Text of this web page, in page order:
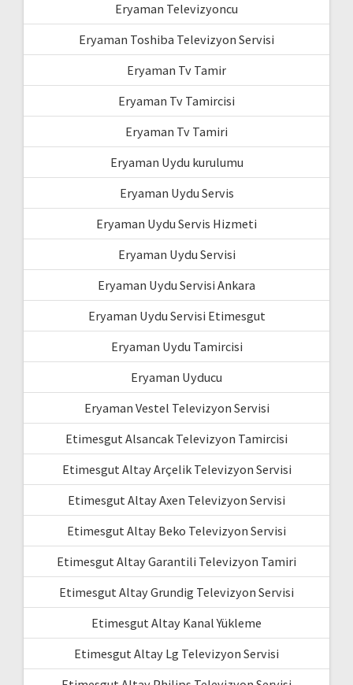
Eryaman Televizyoncu
Eryaman Toshiba Televizyon Servisi
Eryaman Tv Tamir
Eryaman Tv Tamircisi
Eryaman Tv Tamiri
Eryaman Uydu kurulumu
Eryaman Uydu Servis
Eryaman Uydu Servis Hizmeti
Eryaman Uydu Servisi
Eryaman Uydu Servisi Ankara
Eryaman Uydu Servisi Etimesgut
Eryaman Uydu Tamircisi
Eryaman Uyducu
Eryaman Vestel Televizyon Servisi
Etimesgut Alsancak Televizyon Tamircisi
Etimesgut Altay Arçelik Televizyon Servisi
Etimesgut Altay Axen Televizyon Servisi
Etimesgut Altay Beko Televizyon Servisi
Etimesgut Altay Garantili Televizyon Tamiri
Etimesgut Altay Grundig Televizyon Servisi
Etimesgut Altay Kanal Yükleme
Etimesgut Altay Lg Televizyon Servisi